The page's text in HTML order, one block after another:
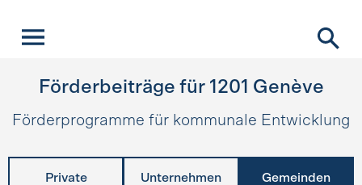
Förderbeiträge für 1201 Genève
Förderprogramme für kommunale Entwicklung
Private Unternehmen Gemeinden